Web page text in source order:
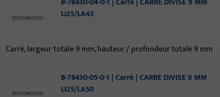
LI25/LA45
Carré, largeur totale 9 mm, hauteur / profondeur totale 9 mm
B-78430-05-0-1 | Carré | CARRE DIVISE 9 MM
LI25/LA50